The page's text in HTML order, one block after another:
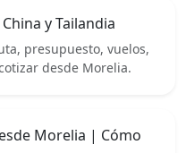
y Tailandia
presupuesto, vuelos,
desde Morelia.
Morelia | Cómo